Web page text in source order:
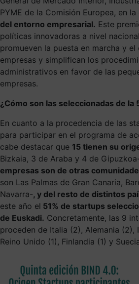
PYME de la Comisión Europea, en
del entorno empresarial. Este
políticas innovadoras a nivel
promueven la puesta en marcha y
empresas y simplifican los
administrativos en favor de las
empresas.
¿Cómo son las seleccionadas de la
En cuanto a la procedencia de las
para participar en el programa de
cabe destacar que 15 tienen su
Bizkaia, 3 de Araba y 4 de
empresas son de otras
son Las Palmas de Gran Canaria,
Navarra-, y del resto de distintos
este año el 51% de startups
de Euskadi. Concretamente, las 9
proceden de Italia (2), Alemania (2),
Reino Unido (1), Finlandia (1) y